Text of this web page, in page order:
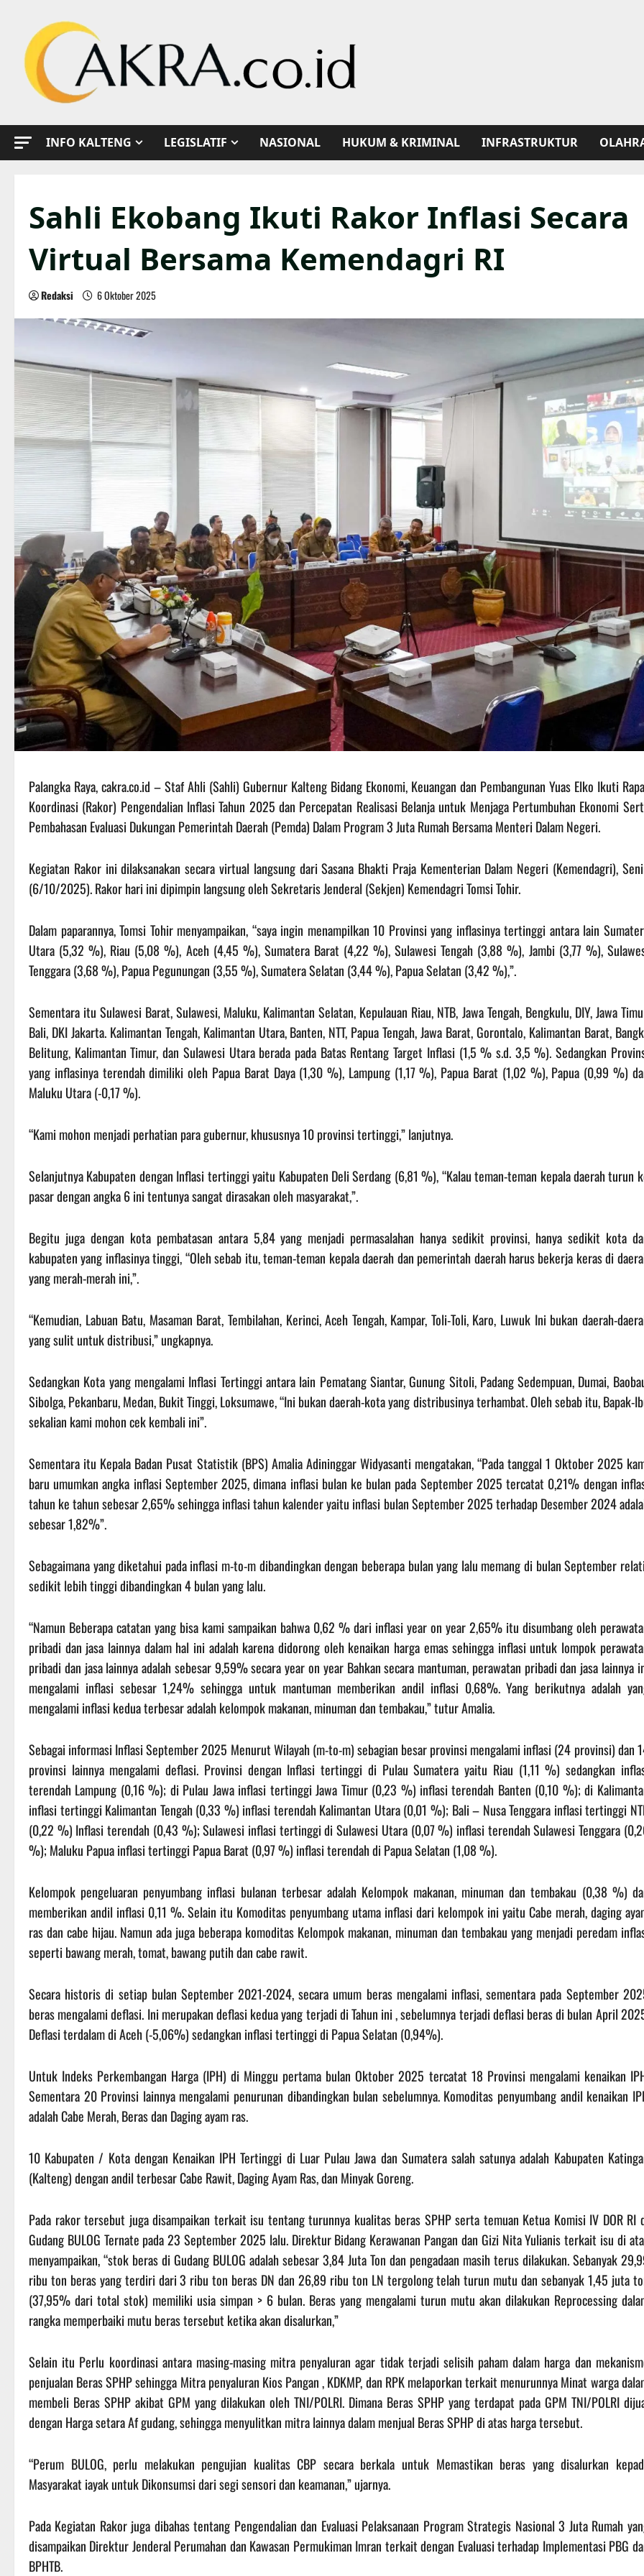
content
INFO KALTENG LEGISLATIF NASIONAL HUKUM & KRIMINAL INFRASTRUKTUR
Sahli Ekobang Ikuti Rakor Inflasi Secara
Virtual Bersama Kemendagri RI
Redaksi 6 Oktober 2025
Palangka Raya, cakra.co.id – Staf Ahli (Sahli) Gubernur Kalteng Bidang Ekonomi, Keuangan dan Pembangunan Yuas Elko Ikuti
Koordinasi (Rakor) Pengendalian Inflasi Tahun 2025 dan Percepatan Realisasi Belanja untuk Menjaga Pertumbuhan Ekonomi
Pembahasan Evaluasi Dukungan Pemerintah Daerah (Pemda) Dalam Program 3 Juta Rumah Bersama Menteri Dalam Negeri.
Kegiatan Rakor ini dilaksanakan secara virtual langsung dari Sasana Bhakti Praja Kementerian Dalam Negeri (Kemendagri),
(6/10/2025). Rakor hari ini dipimpin langsung oleh Sekretaris Jenderal (Sekjen) Kemendagri Tomsi Tohir.
Dalam paparannya, Tomsi Tohir menyampaikan, “saya ingin menampilkan 10 Provinsi yang inflasinya tertinggi antara lain
Utara (5,32 %), Riau (5,08 %), Aceh (4,45 %), Sumatera Barat (4,22 %), Sulawesi Tengah (3,88 %), Jambi (3,77 %),
Tenggara (3,68 %), Papua Pegunungan (3,55 %), Sumatera Selatan (3,44 %), Papua Selatan (3,42 %),”.
Sementara itu Sulawesi Barat, Sulawesi, Maluku, Kalimantan Selatan, Kepulauan Riau, NTB, Jawa Tengah, Bengkulu, DIY, Jawa
Bali, DKI Jakarta. Kalimantan Tengah, Kalimantan Utara, Banten, NTT, Papua Tengah, Jawa Barat, Gorontalo, Kalimantan Barat,
Belitung, Kalimantan Timur, dan Sulawesi Utara berada pada Batas Rentang Target Inflasi (1,5 % s.d. 3,5 %). Sedangkan
yang inflasinya terendah dimiliki oleh Papua Barat Daya (1,30 %), Lampung (1,17 %), Papua Barat (1,02 %), Papua (0,99 %)
Maluku Utara (-0,17 %).
“Kami mohon menjadi perhatian para gubernur, khususnya 10 provinsi tertinggi,” lanjutnya.
Selanjutnya Kabupaten dengan Inflasi tertinggi yaitu Kabupaten Deli Serdang (6,81 %), “Kalau teman-teman kepala daerah turun
pasar dengan angka 6 ini tentunya sangat dirasakan oleh masyarakat,”.
Begitu juga dengan kota pembatasan antara 5,84 yang menjadi permasalahan hanya sedikit provinsi, hanya sedikit kota
kabupaten yang inflasinya tinggi, “Oleh sebab itu, teman-teman kepala daerah dan pemerintah daerah harus bekerja keras di
yang merah-merah ini,”.
“Kemudian, Labuan Batu, Masaman Barat, Tembilahan, Kerinci, Aceh Tengah, Kampar, Toli-Toli, Karo, Luwuk Ini bukan daerah-
yang sulit untuk distribusi,” ungkapnya.
Sedangkan Kota yang mengalami Inflasi Tertinggi antara lain Pematang Siantar, Gunung Sitoli, Padang Sedempuan, Dumai,
Sibolga, Pekanbaru, Medan, Bukit Tinggi, Loksumawe, “Ini bukan daerah-kota yang distribusinya terhambat. Oleh sebab itu, Bapak-
sekalian kami mohon cek kembali ini”.
Sementara itu Kepala Badan Pusat Statistik (BPS) Amalia Adininggar Widyasanti mengatakan, “Pada tanggal 1 Oktober 2025
baru umumkan angka inflasi September 2025, dimana inflasi bulan ke bulan pada September 2025 tercatat 0,21% dengan
tahun ke tahun sebesar 2,65% sehingga inflasi tahun kalender yaitu inflasi bulan September 2025 terhadap Desember 2024
sebesar 1,82%”.
Sebagaimana yang diketahui pada inflasi m-to-m dibandingkan dengan beberapa bulan yang lalu memang di bulan September
sedikit lebih tinggi dibandingkan 4 bulan yang lalu.
“Namun Beberapa catatan yang bisa kami sampaikan bahwa 0,62 % dari inflasi year on year 2,65% itu disumbang oleh
pribadi dan jasa lainnya dalam hal ini adalah karena didorong oleh kenaikan harga emas sehingga inflasi untuk lompok
pribadi dan jasa lainnya adalah sebesar 9,59% secara year on year Bahkan secara mantuman, perawatan pribadi dan jasa lainnya
mengalami inflasi sebesar 1,24% sehingga untuk mantuman memberikan andil inflasi 0,68%. Yang berikutnya adalah
mengalami inflasi kedua terbesar adalah kelompok makanan, minuman dan tembakau,” tutur Amalia.
Sebagai informasi Inflasi September 2025 Menurut Wilayah (m-to-m) sebagian besar provinsi mengalami inflasi (24 provinsi) dan
provinsi lainnya mengalami deflasi. Provinsi dengan Inflasi tertinggi di Pulau Sumatera yaitu Riau (1,11 %) sedangkan
terendah Lampung (0,16 %); di Pulau Jawa inflasi tertinggi Jawa Timur (0,23 %) inflasi terendah Banten (0,10 %); di
inflasi tertinggi Kalimantan Tengah (0,33 %) inflasi terendah Kalimantan Utara (0,01 %); Bali – Nusa Tenggara inflasi tertinggi
(0,22 %) Inflasi terendah (0,43 %); Sulawesi inflasi tertinggi di Sulawesi Utara (0,07 %) inflasi terendah Sulawesi Tenggara
%); Maluku Papua inflasi tertinggi Papua Barat (0,97 %) inflasi terendah di Papua Selatan (1,08 %).
Kelompok pengeluaran penyumbang inflasi bulanan terbesar adalah Kelompok makanan, minuman dan tembakau (0,38 %)
memberikan andil inflasi 0,11 %. Selain itu Komoditas penyumbang utama inflasi dari kelompok ini yaitu Cabe merah, daging
ras dan cabe hijau. Namun ada juga beberapa komoditas Kelompok makanan, minuman dan tembakau yang menjadi peredam
seperti bawang merah, tomat, bawang putih dan cabe rawit.
Secara historis di setiap bulan September 2021-2024, secara umum beras mengalami inflasi, sementara pada September
beras mengalami deflasi. Ini merupakan deflasi kedua yang terjadi di Tahun ini , sebelumnya terjadi deflasi beras di bulan April
Deflasi terdalam di Aceh (-5,06%) sedangkan inflasi tertinggi di Papua Selatan (0,94%).
Untuk Indeks Perkembangan Harga (IPH) di Minggu pertama bulan Oktober 2025 tercatat 18 Provinsi mengalami kenaikan
Sementara 20 Provinsi lainnya mengalami penurunan dibandingkan bulan sebelumnya. Komoditas penyumbang andil kenaikan
adalah Cabe Merah, Beras dan Daging ayam ras.
10 Kabupaten / Kota dengan Kenaikan IPH Tertinggi di Luar Pulau Jawa dan Sumatera salah satunya adalah Kabupaten
(Kalteng) dengan andil terbesar Cabe Rawit, Daging Ayam Ras, dan Minyak Goreng.
Pada rakor tersebut juga disampaikan terkait isu tentang turunnya kualitas beras SPHP serta temuan Ketua Komisi IV DOR RI
Gudang BULOG Ternate pada 23 September 2025 lalu. Direktur Bidang Kerawanan Pangan dan Gizi Nita Yulianis terkait isu di
menyampaikan, “stok beras di Gudang BULOG adalah sebesar 3,84 Juta Ton dan pengadaan masih terus dilakukan. Sebanyak
ribu ton beras yang terdiri dari 3 ribu ton beras DN dan 26,89 ribu ton LN tergolong telah turun mutu dan sebanyak 1,45 juta
(37,95% dari total stok) memiliki usia simpan > 6 bulan. Beras yang mengalami turun mutu akan dilakukan Reprocessing
rangka memperbaiki mutu beras tersebut ketika akan disalurkan,”
Selain itu Perlu koordinasi antara masing-masing mitra penyaluran agar tidak terjadi selisih paham dalam harga dan
penjualan Beras SPHP sehingga Mitra penyaluran Kios Pangan , KDKMP, dan RPK melaporkan terkait menurunnya Minat warga
membeli Beras SPHP akibat GPM yang dilakukan oleh TNI/POLRI. Dimana Beras SPHP yang terdapat pada GPM TNI/POLRI
dengan Harga setara Af gudang, sehingga menyulitkan mitra lainnya dalam menjual Beras SPHP di atas harga tersebut.
“Perum BULOG, perlu melakukan pengujian kualitas CBP secara berkala untuk Memastikan beras yang disalurkan
Masyarakat iayak untuk Dikonsumsi dari segi sensori dan keamanan,” ujarnya.
Pada Kegiatan Rakor juga dibahas tentang Pengendalian dan Evaluasi Pelaksanaan Program Strategis Nasional 3 Juta Rumah
disampaikan Direktur Jenderal Perumahan dan Kawasan Permukiman Imran terkait dengan Evaluasi terhadap Implementasi PBG
BPHTB.